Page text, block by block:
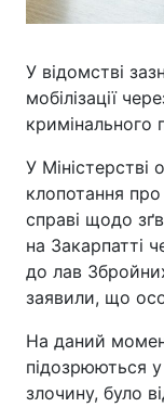
У відомстві
мобілізації
кримінального
У Міністерстві
клопотання
справі щодо
на Закарпатті
до лав
заявили, що
На даний
підозрюються
злочину, було